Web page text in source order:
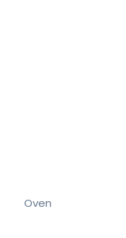
Oven